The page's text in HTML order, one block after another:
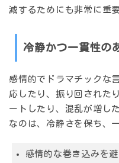
減するためにも非常に重
冷静かつ一貫性の
感情的でドラマチックな
応したり、振り回された
ートしたり、混乱が増し
なのは、冷静さを保ち、
感情的な巻き込みを避